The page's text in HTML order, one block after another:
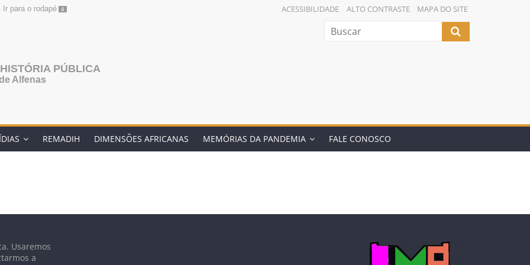
Ir para o rodapé 4 ACESSIBILIDADE ALTO CONTRASTE MAPA DO SITE
PÚBLICA
Alfenas
REMADIH DIMENSÕES AFRICANAS MEMÓRIAS DA PANDEMIA FALE CONOSCO
Usaremos
a